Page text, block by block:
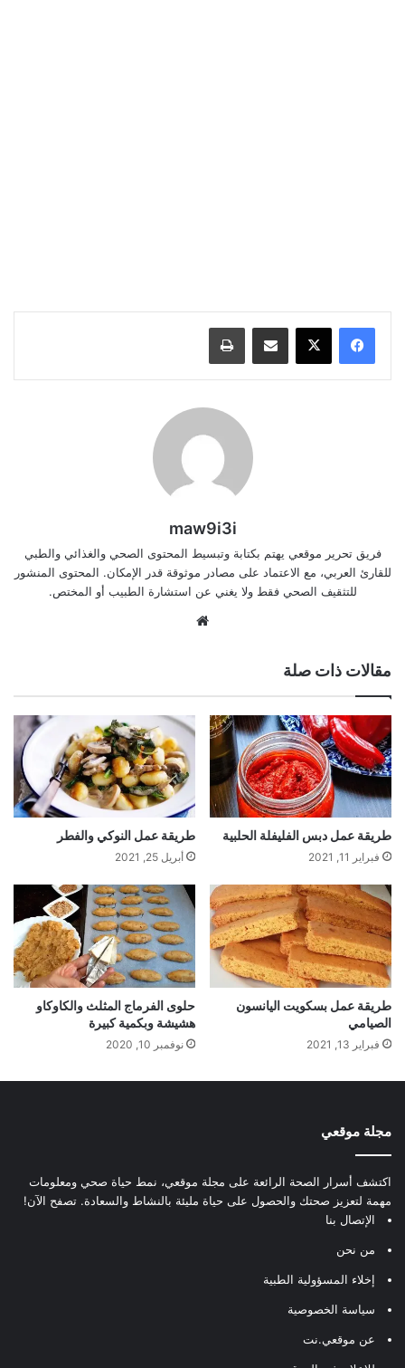
مشاركة عبر البريد طباعة
maw9i3i
فريق تحرير موقعي يهتم بكتابة وتبسيط المحتوى الصحي والغذائي والطبي
للقارئ العربي، مع الاعتماد على مصادر موثوقة قدر الإمكان. المحتوى المنشور
للتثقيف الصحي فقط ولا يغني عن استشارة الطبيب أو المختص.
مقالات ذات صلة
طريقة عمل دبس الفليفلة الحلبية
فبراير 11, 2021
طريقة عمل النوكي والفطر
أبريل 25, 2021
طريقة عمل بسكويت اليانسون
الصيامي
فبراير 13, 2021
حلوى الفرماج المثلث والكاوكاو
هشيشة وبكمية كبيرة
نوفمبر 10, 2020
مجلة موقعي
اكتشف أسرار الصحة الرائعة على مجلة موقعي، نمط حياة صحي ومعلومات
مهمة لتعزيز صحتك والحصول على حياة مليئة بالنشاط والسعادة. تصفح الآن!
الإتصال بنا
من نحن
إخلاء المسؤولية الطبية
سياسة الخصوصية
عن موقعي.نت